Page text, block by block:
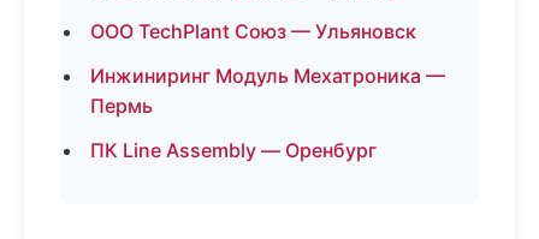
ООО TechPlant Союз — Ульяновск
Инжиниринг Модуль Мехатроника —
Пермь
ПК Line Assembly — Оренбург